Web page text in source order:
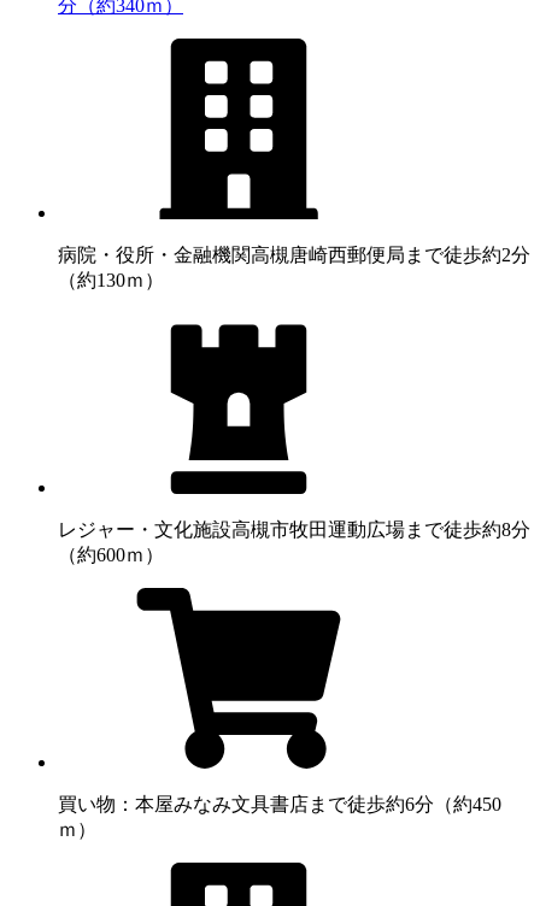
分（約340ｍ）
病院・役所・金融機関高槻唐崎西郵便局まで徒歩約2分
（約130ｍ）
レジャー・文化施設高槻市牧田運動広場まで徒歩約8分
（約600ｍ）
買い物：本屋みなみ文具書店まで徒歩約6分（約450
ｍ）